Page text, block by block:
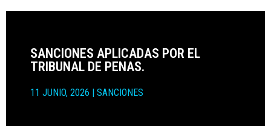
SANCIONES APLICADAS POR EL
TRIBUNAL DE PENAS.
11 JUNIO, 2026 SANCIONES